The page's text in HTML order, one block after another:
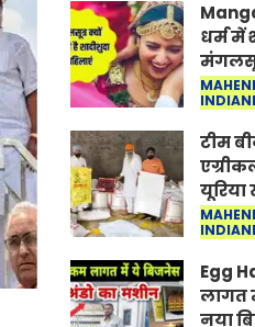
धर्म में
पहनती
किसने
परंपरा
टीम
यूरिया
ग्रेड में
करवाई
औलख
Egg
लागत
नया